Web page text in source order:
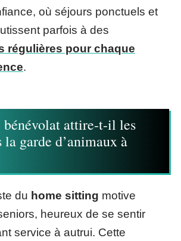
où séjours ponctuels et
parfois à des
régulières pour chaque
.
bénévolat attire-t-il les
la garde d’animaux à
du home sitting motive
heureux de se sentir
service à autrui. Cette